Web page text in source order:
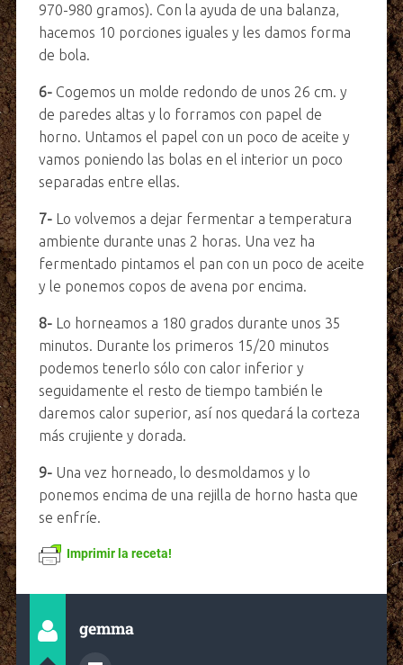
970-980 gramos). Con la ayuda de una balanza,
hacemos 10 porciones iguales y les damos forma
de bola.
6-Cogemos un molde redondo de unos 26 cm. y
de paredes altas y lo forramos con papel de
horno. Untamos el papel con un poco de aceite y
vamos poniendo las bolas en el interior un poco
separadas entre ellas.
7-Lo volvemos a dejar fermentar a temperatura
ambiente durante unas 2 horas. Una vez ha
fermentado pintamos el pan con un poco de aceite
y le ponemos copos de avena por encima.
8-Lo horneamos a 180 grados durante unos 35
minutos. Durante los primeros 15/20 minutos
podemos tenerlo sólo con calor inferior y
seguidamente el resto de tiempo también le
daremos calor superior, así nos quedará la corteza
más crujiente y dorada.
9-Una vez horneado, lo desmoldamos y lo
ponemos encima de una rejilla de horno hasta que
se enfríe.
Imprimir la receta!
gemma